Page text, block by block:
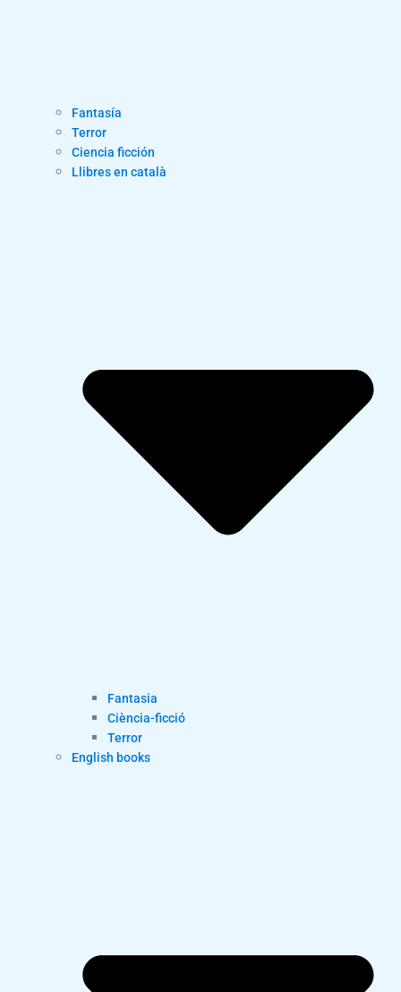
Fantasía
Terror
Ciencia ficción
Llibres en català
Fantasia
Ciència-ficció
Terror
English books